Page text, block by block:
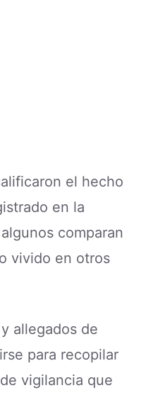
el hecho
en la
comparan
vivido en otros
allegados de
para recopilar
vigilancia que